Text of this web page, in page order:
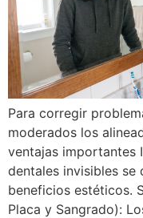
Para corregir
moderados los
ventajas importantes
dentales invisibles se
beneficios estéticos.
Placa y Sangrado):